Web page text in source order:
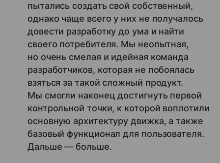
пытались создать свой собственный,
однако чаще всего у них не получалось
довести разработку до ума и найти
своего потребителя. Мы неопытная,
но очень смелая и идейная команда
разработчиков, которая не побоялась
взяться за такой сложный продукт.
Мы смогли наконец достигнуть первой
контрольной точки, к которой воплотили
основную архитектуру движка, а также
базовый функционал для пользователя.
Дальше — больше.